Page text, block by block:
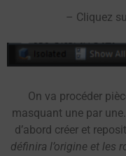
– Cliquez
On va procéder
masquant une par
d’abord créer et
définira l’origine et les